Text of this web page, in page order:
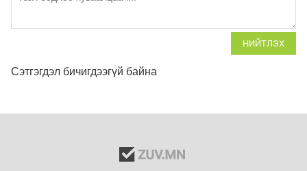
НИЙТЛЭХ
Сэтгэгдэл бичигдээгүй байна